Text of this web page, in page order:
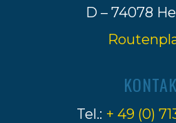
D – 74078
Tel.: + 49 (0)